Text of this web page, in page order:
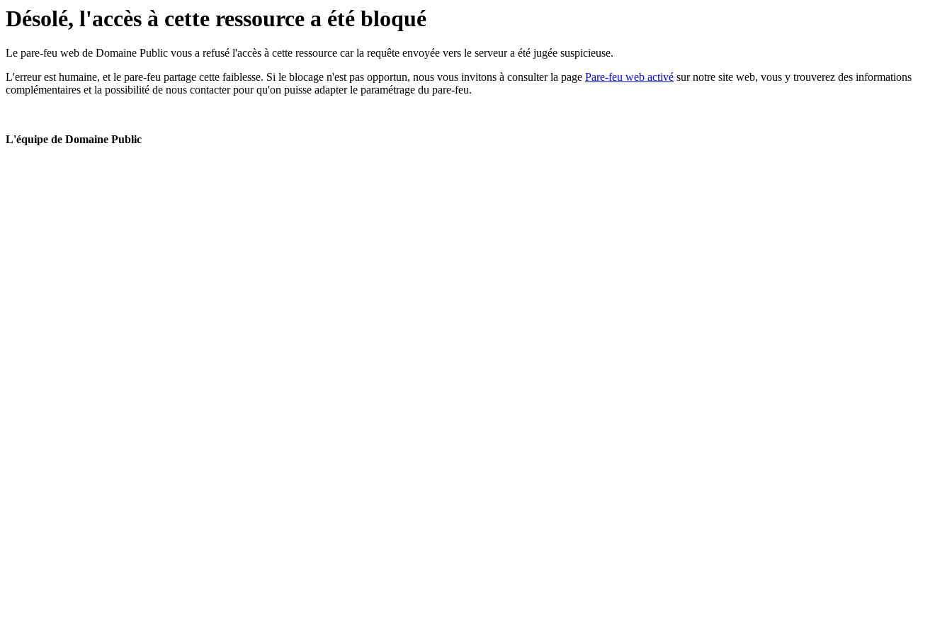
Désolé, l'accès à cette ressource a été bloqué
Le pare-feu web de Domaine Public vous a refusé l'accès à cette ressource car la requête envoyée vers le serveur a été jugée suspicieuse.
L'erreur est humaine, et le pare-feu partage cette faiblesse. Si le blocage n'est pas opportun, nous vous invitons à consulter la page Pare-feu web activé sur notre site web, vous y trouverez des informations
complémentaires et la possibilité de nous contacter pour qu'on puisse adapter le paramétrage du pare-feu.
L'équipe de Domaine Public